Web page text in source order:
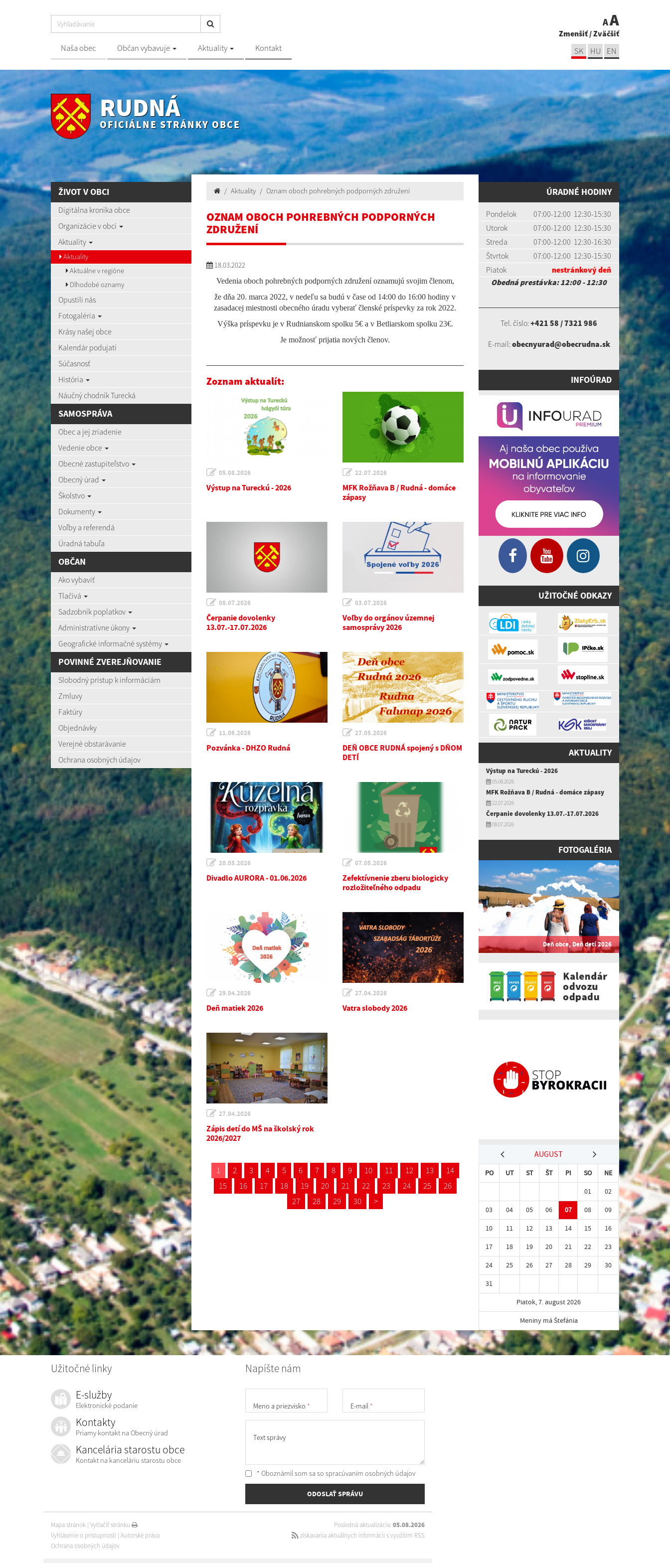
Naša obec Občan vybavuje Aktuality Kontakt
AA
Zmenšiť/Zväčšiť
SK HU EN
RUDNÁ
OFICIÁLNE STRÁNKY OBCE
ŽIVOT V OBCI
Digitálna kronika obce
Organizácie v obci
Aktuality
Aktuality
Aktuálne v regióne
Dlhodobé oznamy
Opustili nás
Fotogaléria
Krásy našej obce
Kalendár podujatí
Súčasnosť
História
Náučný chodník Turecká
SAMOSPRÁVA
Obec a jej zriadenie
Vedenie obce
Obecné zastupiteľstvo
Obecný úrad
Školstvo
Dokumenty
Voľby a referendá
Úradná tabuľa
OBČAN
Ako vybaviť
Tlačivá
Sadzobník poplatkov
Administratívne úkony
Geografické informačné systémy
POVINNÉ ZVEREJŇOVANIE
Slobodný prístup k informáciám
Zmluvy
Faktúry
Objednávky
Verejné obstarávanie
Ochrana osobných údajov
Aktuality Oznam oboch pohrebných podporných združení
OZNAM OBOCH POHREBNÝCH PODPORNÝCH
ZDRUŽENÍ
18.03.2022
Vedenia oboch pohrebných podporných združení oznamujú svojim členom,
že dňa 20. marca 2022, v nedeľu sa budú v čase od 14:00 do 16:00 hodiny v
zasadacej miestnosti obecného úradu vyberať členské príspevky za rok 2022.
Výška príspevku je v Rudnianskom spolku 5€ a v Betliarskom spolku 23€.
Je možnosť prijatia nových členov.
Zoznam aktualít:
05.08.2026
Výstup na Tureckú - 2026
22.07.2026
MFK Rožňava B / Rudná - domáce
zápasy
08.07.2026
Čerpanie dovolenky
13.07.-17.07.2026
03.07.2026
Voľby do orgánov územnej
samosprávy 2026
11.06.2026
Pozvánka - DHZO Rudná
27.05.2026
DEŇ OBCE RUDNÁ spojený s DŇOM
DETÍ
20.05.2026
Divadlo AURORA - 01.06.2026
07.05.2026
Zefektívnenie zberu biologicky
rozložiteľného odpadu
29.04.2026
Deň matiek 2026
27.04.2026
Vatra slobody 2026
27.04.2026
Zápis detí do MŠ na školský rok
2026/2027
1 2 3 4 5 6 7 8 9 10 11 12 13
14
15
16 17 18 19 20 21 22 23 24 25
26
27
28 29 30 >
ÚRADNÉ HODINY
Pondelok
07:00-12:00 12:30-15:30
Utorok
07:00-12:00 12:30-15:30
Streda
07:00-12:00 12:30-16:30
Štvrtok
07:00-12:00 12:30-15:30
Piatok
nestránkový deň
Obedná prestávka: 12:00 - 12:30
Tel. číslo:+421 58 / 7321 986
E-mail:obecnyurad@obecrudna.sk
INFOÚRAD
UŽITOČNÉ ODKAZY
AKTUALITY
Výstup na Tureckú - 2026
05.08.2026
MFK Rožňava B / Rudná - domáce zápasy
22.07.2026
Čerpanie dovolenky 13.07.-17.07.2026
08.07.2026
FOTOGALÉRIA
Deň obce, Deň detí 2026
AUGUST
PO UT ST ŠT PI SO
NE
01
02
03
04 05 06 07 08
09
10
11 12 13 14 15
16
17
18 19 20 21 22
23
24
25 26 27 28 29
30
31
Piatok, 7. august 2026
Meniny má Štefánia
Napíšte nám
Meno a priezvisko * E-mail *
Text správy
* Oboznámil som sa so spracúvaním osobných údajov
ODOSLAŤ SPRÁVU
Užitočné linky
E-služby
Elektronické podanie
Kontakty
Priamy kontakt na Obecný úrad
Kancelária starostu obce
Kontakt na kanceláriu starostu obce
Posledná aktualizácia: 05.08.2026
získavania aktuálnych informácií s využitím RSS
Mapa stránok | Vytlačiť stránku
Vyhlásenie o prístupnosti | Autorské práva
Ochrana osobných údajov